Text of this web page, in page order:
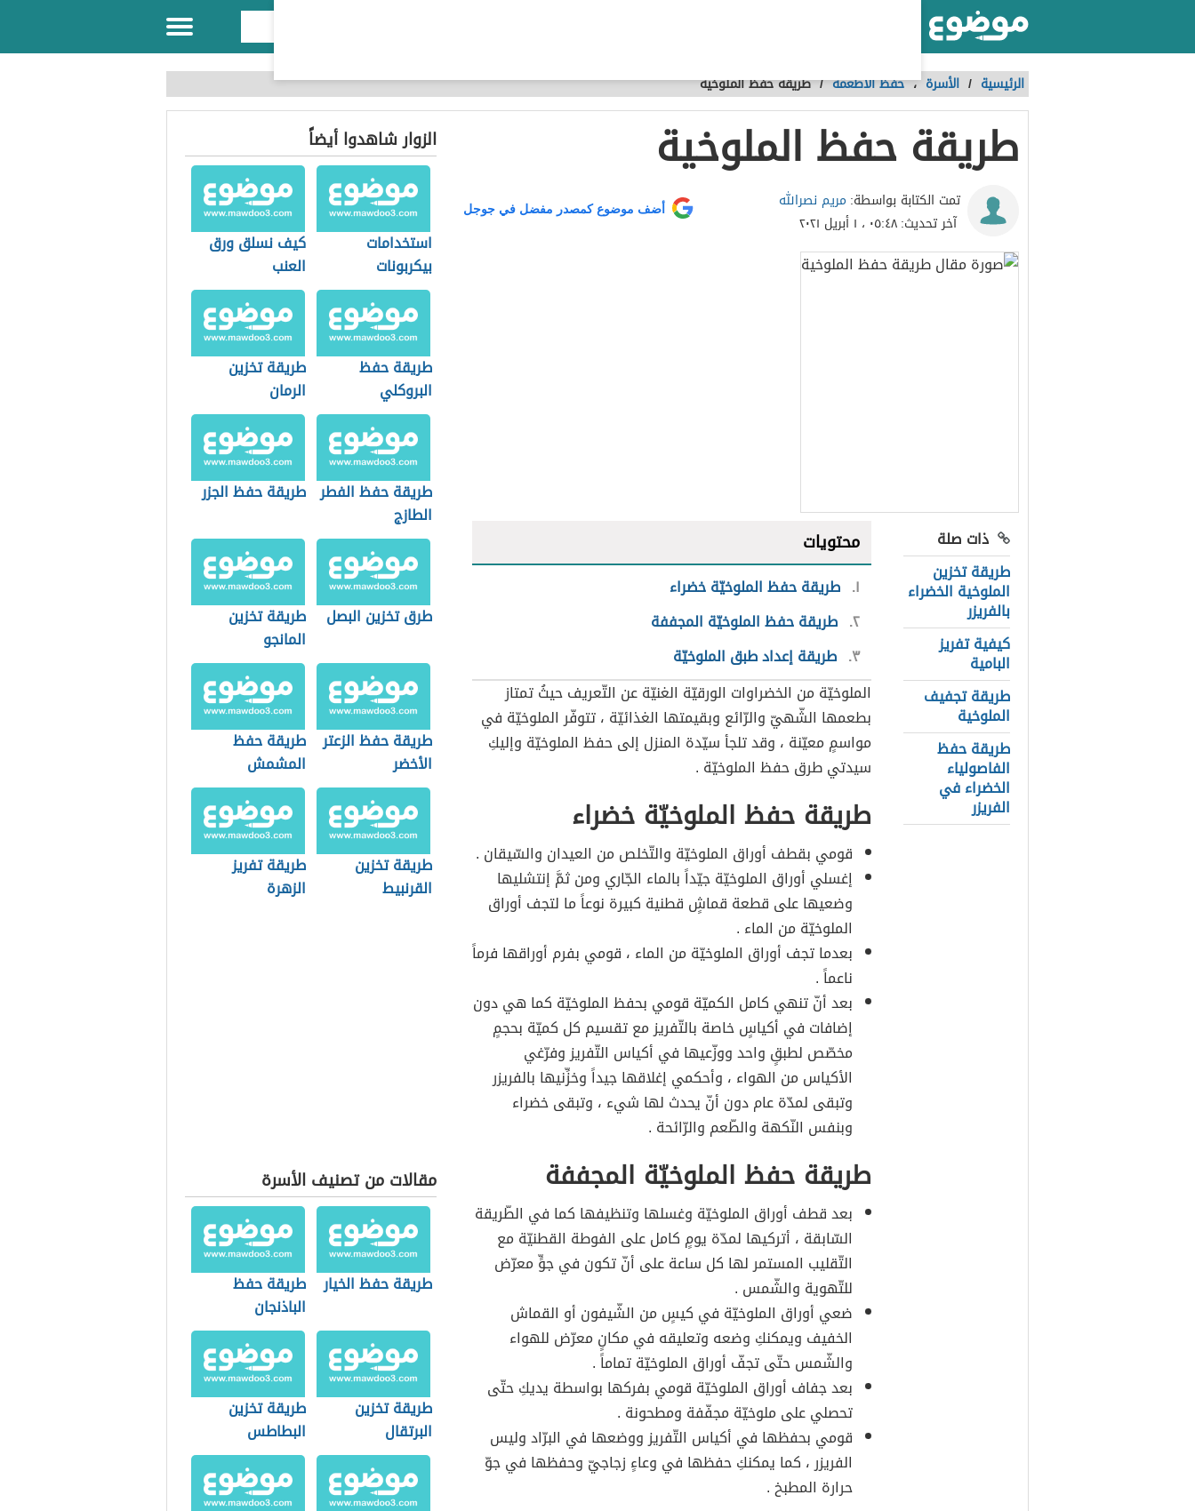
الرئيسية / الأسرة ،حفظ الأطعمة /طريقة حفظ الملوخية
طريقة حفظ الملوخية
تمت الكتابة بواسطة: مريم نصرالله
آخر تحديث:٠٥:٤٨ ، ١ أبريل ٢٠٢١
أضف موضوع كمصدر مفضل في جوجل
ذات صلة
طريقة تخزين
الملوخية الخضراء
بالفريزر
كيفية تفريز
البامية
طريقة تجفيف
الملوخية
طريقة حفظ
الفاصولياء
الخضراء في
الفريزر
محتويات
١ طريقة حفظ الملوخيّة خضراء
٢ طريقة حفظ الملوخيّة المجففة
٣ طريقة إعداد طبق الملوخيّة
الملوخيّة من الخضراوات الورقيّة الغنيّة عن التّعريف حيثُ تمتاز
بطعمها الشّهيّ والرّائع وبقيمتها الغذائيّة ، تتوفّر الملوخيّة في
مواسمٍ معيّنة ، وقد تلجأ سيّدة المنزل إلى حفظ الملوخيّة وإليكِ
سيدتي طرق حفظ الملوخيّة .
طريقة حفظ الملوخيّة خضراء
قومي بقطف أوراق الملوخيّة والتّخلص من العيدان والسّيقان .
إغسلي أوراق الملوخيّة جيّداً بالماء الجّاري ومن ثمَّ إنتشليها
وضعيها على قطعة قماشٍ قطنية كبيرة نوعاً ما لتجف أوراق
الملوخيّة من الماء .
بعدما تجف أوراق الملوخيّة من الماء ، قومي بفرم أوراقها فرماً
ناعماً .
بعد أنّ تنهي كامل الكميّة قومي بحفظ الملوخيّة كما هي دون
إضافات في أكياسٍ خاصة بالتّفريز مع تقسيم كل كميّة بحجمٍ
مخصّص لطبقٍ واحد ووزّعيها في أكياس التّفريز وفرّغي
الأكياس من الهواء ، وأحكمي إغلاقها جيداً وخزِّنيها بالفريزر
وتبقى لمدّة عام دون أنّ يحدث لها شيء ، وتبقى خضراء
وبنفس النّكهة والطّعم والرّائحة .
طريقة حفظ الملوخيّة المجففة
بعد قطف أوراق الملوخيّة وغسلها وتنظيفها كما في الطّريقة
السّابقة ، أتركيها لمدّة يومٍ كامل على الفوطة القطنيّة مع
التّقليب المستمر لها كل ساعة على أنّ تكون في جوٍّ معرّض
للتّهوية والشّمس .
ضعي أوراق الملوخيّة في كيسٍ من الشّيفون أو القماش
الخفيف ويمكنكِ وضعه وتعليقه في مكانٍ معرّض للهواء
والشّمس حتّى تجفّ أوراق الملوخيّة تماماً .
بعد جفاف أوراق الملوخيّة قومي بفركها بواسطة يديكِ حتّى
تحصلي على ملوخيّة مجفّفة ومطحونة .
قومي بحفظها في أكياس التّفريز ووضعها في البرّاد وليس
الفريزر ، كما يمكنكِ حفظها في وعاءٍ زجاجيّ وحفظها في جوّ
حرارة المطبخ .
الزوار شاهدوا أيضاً
استخدامات
بيكربونات
الصوديوم في
الأكل
كيف نسلق ورق
العنب
طريقة حفظ
البروكلي
طريقة تخزين
الرمان
طريقة حفظ الفطر
الطازج
طريقة حفظ الجزر
طرق تخزين البصل
طريقة تخزين
المانجو
طريقة حفظ الزعتر
الأخضر
طريقة حفظ
المشمش
طريقة تخزين
القرنبيط
طريقة تفريز
الزهرة
مقالات من تصنيف الأسرة
طريقة حفظ الخيار
طريقة حفظ
الباذنجان
طريقة تخزين
البرتقال
طريقة تخزين
البطاطس